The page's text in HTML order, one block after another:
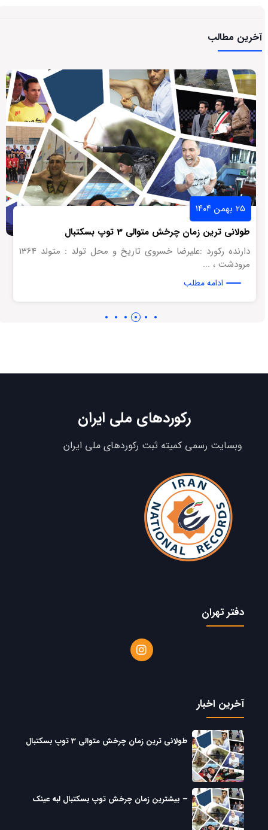
آخرین مطالب
۲۵ بهمن ۱۴۰۴
طولانی ترین زمان چرخش متوالی 3 توپ بسکتبال
دارنده رکورد :علیرضا خسروی تاریخ و محل تولد : متولد 1364
مرودشت ، ...
ادامه مطلب
رکوردهای ملی ایران
وبسایت رسمی کمیته ثبت رکوردهای ملی ایران
دفتر تهران
آخرین اخبار
طولانی ترین زمان چرخش متوالی 3 توپ بسکتبال
– بیشترین زمان چرخش توپ بسکتبال لبه عینک